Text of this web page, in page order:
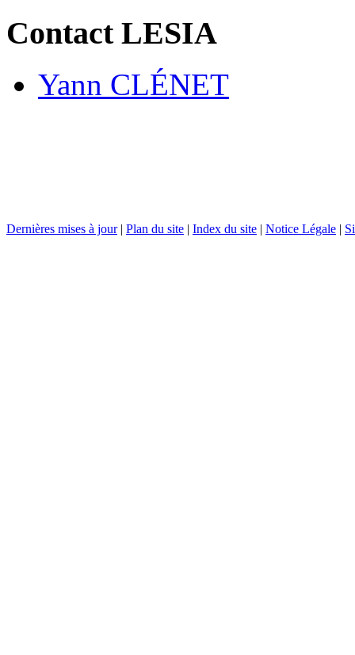
Contact LESIA
Yann CLÉNET
Dernières mises à jour| Plan du site | Index du site | Notice Légale |